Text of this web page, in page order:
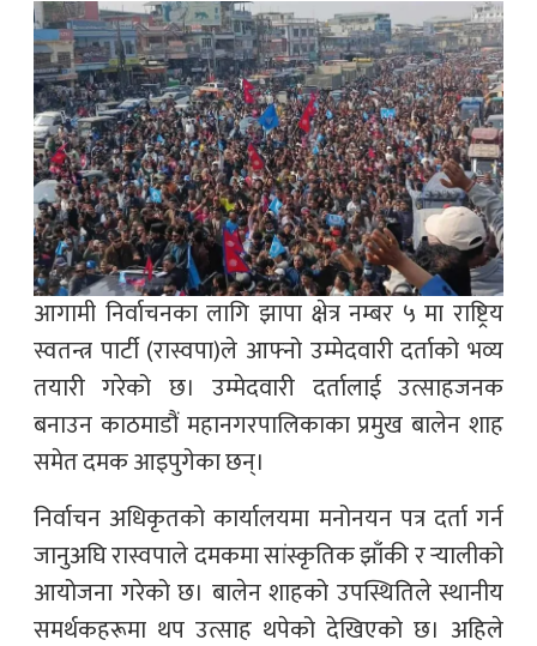
आगामी निर्वाचनका लागि झापा क्षेत्र नम्बर ५ मा राष्ट्रिय
स्वतन्त्र पार्टी (रास्वपा)ले आफ्नो उम्मेदवारी दर्ताको भव्य
तयारी गरेको छ। उम्मेदवारी दर्तालाई उत्साहजनक
बनाउन काठमाडौं महानगरपालिकाका प्रमुख बालेन शाह
समेत दमक आइपुगेका छन्।
निर्वाचन अधिकृतको कार्यालयमा मनोनयन पत्र दर्ता गर्न
जानुअघि रास्वपाले दमकमा सांस्कृतिक झाँकी र र्‍यालीको
आयोजना गरेको छ। बालेन शाहको उपस्थितिले स्थानीय
समर्थकहरूमा थप उत्साह थपेको देखिएको छ। अहिले